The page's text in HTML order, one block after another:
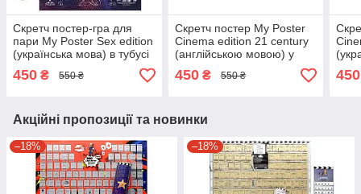
Скретч постер-гра для
пари My Poster Sex edition
(українська мова) в тубусі
450 ₴ 550 ₴
Скретч постер My Poster
Cinema edition 21 century
(англійською мовою) у
тубусі
450₴ 550 ₴ 450
Акційні пропозиції та новинки
–18% –18%